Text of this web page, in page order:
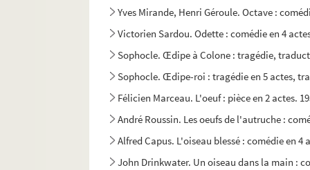
Yves Mirande, Henri Géroule. Octave :
Victorien Sardou. Odette : comédie en 4
Sophocle. Œdipe à Colone : tragédie,
Sophocle. Œdipe-roi : tragédie en 5 actes,
Félicien Marceau. L'oeuf : pièce en 2 actes.
André Roussin. Les oeufs de l'autruche :
Alfred Capus. L'oiseau blessé : comédie en 4
John Drinkwater. Un oiseau dans la main :